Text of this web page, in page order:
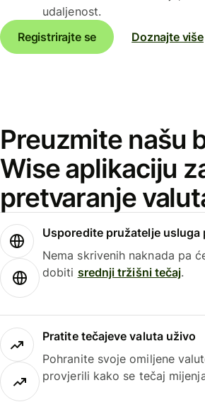
udaljenost.
Registrirajte se
Doznajte više
Preuzmite našu
Wise aplikaciju
pretvaranje
Usporedite pružatelje usluga
Nema skrivenih naknada pa
dobiti srednji tržišni tečaj.
Pratite tečajeve valuta uživo
Pohranite svoje omiljene
provjerili kako se tečaj